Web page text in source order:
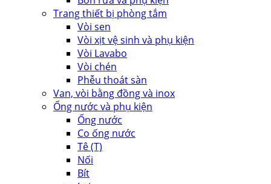
Trang thiết bị phòng tắm
Vòi sen
Vòi xịt vệ sinh và phụ kiện
Vòi Lavabo
Vòi chén
Phễu thoát sàn
Van, vòi bằng đồng và inox
Ống nước và phụ kiện
Ống nước
Co ống nước
Tê (T)
Nối
Bít